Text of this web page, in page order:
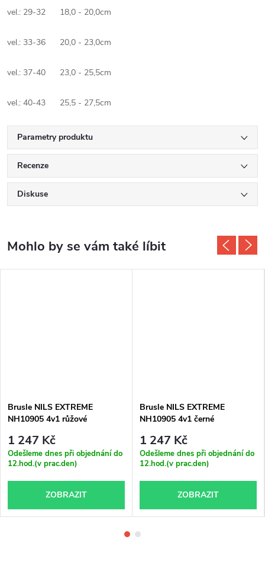
vel.: 29-32 18,0 - 20,0cm
vel.: 33-36 20,0 - 23,0cm
vel.: 37-40 23,0 - 25,5cm
vel.: 40-43 25,5 - 27,5cm
Parametry produktu
Recenze
Diskuse
Brusle NILS EXTREME
NH10905 4v1 růžové
1 247 Kč
Odešleme dnes při objednání do
12.hod.(v prac.den)
ZOBRAZIT
Brusle NILS EXTREME
NH10905 4v1 černé
1 247 Kč
Odešleme dnes při objednání do
12.hod.(v prac.den)
ZOBRAZIT